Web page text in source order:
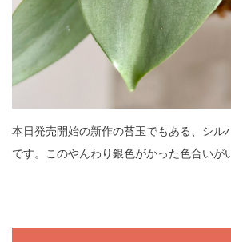
本日発売開始の新作の苔玉でもある、シル
です。このやんわり銀色がかった色合いが